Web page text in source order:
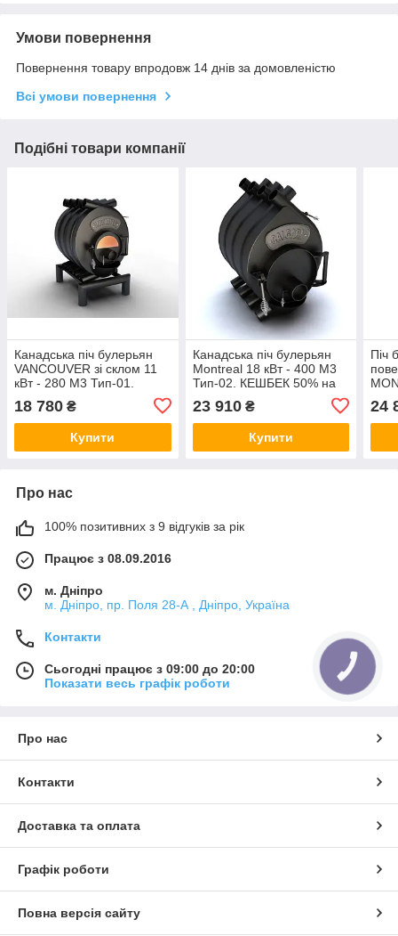
Умови повернення
Повернення товару впродовж 14 днів за домовленістю
Всі умови повернення
Подібні товари компанії
Канадська піч булерьян
VANCOUVER зі склом 11
кВт - 280 М3 Тип-01.
КЕШБЕК 50% на доставку
18 780 ₴
Купити
Канадська піч булерьян
Montreal 18 кВт - 400 М3
Тип-02. КЕШБЕК 50% на
23 910₴
Купити
Піч
24
Про нас
100% позитивних з 9 відгуків за рік
Працює з 08.09.2016
м. Дніпро
м. Дніпро, пр. Поля 28-А , Дніпро, Україна
Контакти
Сьогодні працює з 09:00 до 20:00
Показати весь графік роботи
Про нас
Контакти
Доставка та оплата
Графік роботи
Повна версія сайту
КНОПКА
ЗВ'ЯЗКУ